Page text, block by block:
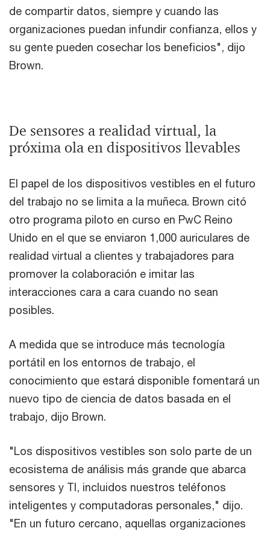
de compartir datos, siempre y cuando las
organizaciones puedan infundir confianza, ellos y
su gente pueden cosechar los beneficios", dijo
Brown.
De sensores a realidad virtual, la
próxima ola en dispositivos llevables
El papel de los dispositivos vestibles en el futuro
del trabajo no se limita a la muñeca. Brown citó
otro programa piloto en curso en PwC Reino
Unido en el que se enviaron 1,000 auriculares de
realidad virtual a clientes y trabajadores para
promover la colaboración e imitar las
interacciones cara a cara cuando no sean
posibles.
A medida que se introduce más tecnología
portátil en los entornos de trabajo, el
conocimiento que estará disponible fomentará un
nuevo tipo de ciencia de datos basada en el
trabajo, dijo Brown.
"Los dispositivos vestibles son solo parte de un
ecosistema de análisis más grande que abarca
sensores y TI, incluidos nuestros teléfonos
inteligentes y computadoras personales," dijo.
"En un futuro cercano, aquellas organizaciones